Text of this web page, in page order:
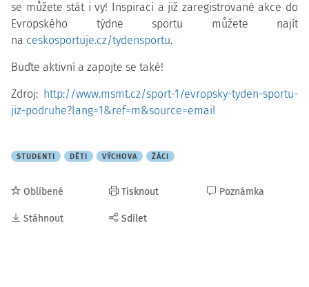
se můžete stát i vy! Inspiraci a již zaregistrované akce do
Evropského týdne sportu můžete najít
na ceskosportuje.cz/tydensportu.
Buďte aktivní a zapojte se také!
Zdroj: http://www.msmt.cz/sport-1/evropsky-tyden-sportu-
jiz-podruhe?lang=1&ref=m&source=email
STUDENTI DĚTI VÝCHOVA ŽÁCI
Oblíbené
Stáhnout
Tisknout
Sdílet
Poznámka